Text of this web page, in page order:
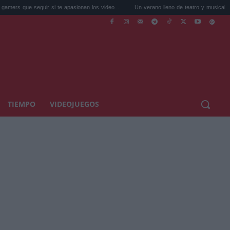
si te apasionan los video... Un verano lleno de teatro y musicales: 7 espectácu...
TIEMPO VIDEOJUEGOS